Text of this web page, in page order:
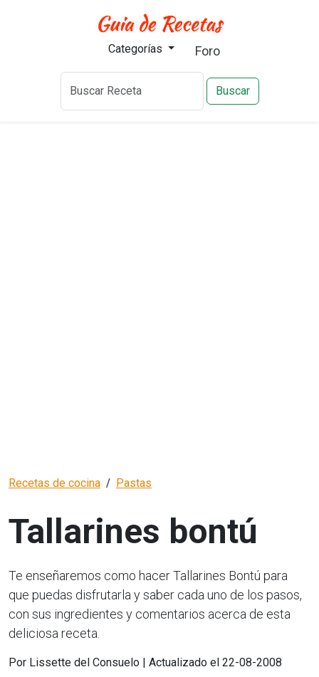
Categorías Foro
Buscar
Recetas de cocina Pastas
Tallarines bontú
Te enseñaremos como hacer Tallarines Bontú para
que puedas disfrutarla y saber cada uno de los pasos,
con sus ingredientes y comentarios acerca de esta
deliciosa receta.
Por Lissette del Consuelo | Actualizado el 22-08-2008